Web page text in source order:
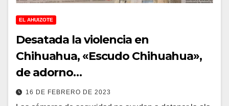
EL AHUIZOTE
Desatada la violencia en
Chihuahua, «Escudo Chihuahua»,
de adorno…
16 DE FEBRERO DE 2023